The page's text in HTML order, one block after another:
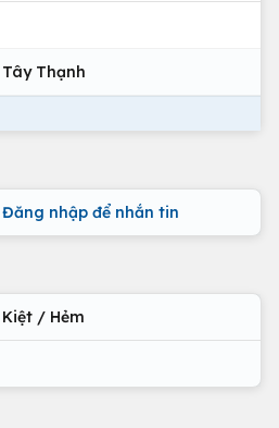
Tây Thạnh
Đăng nhập để nhắn tin
Kiệt / Hẻm